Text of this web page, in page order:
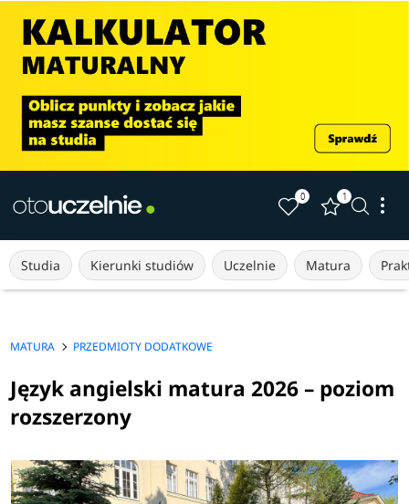
0 1
Studia Kierunki studiów Uczelnie Matura
MATURA PRZEDMIOTY DODATKOWE
Język angielski matura 2026 – poziom
rozszerzony